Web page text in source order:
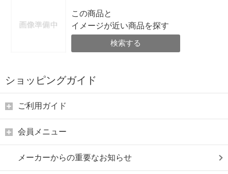
この商品と
イメージが近い商品を探す
検索する
ショッピングガイド
ご利用ガイド
会員メニュー
メーカーからの重要なお知らせ